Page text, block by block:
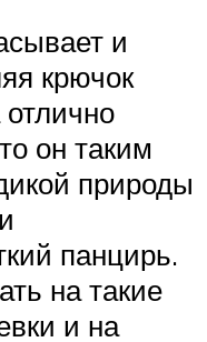
и
крючок
он таким
природы
панцирь.
на такие
и на